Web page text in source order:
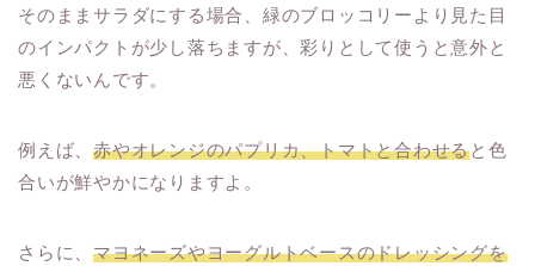
そのままサラダにする場合、緑のブロッコリーより見た目
のインパクトが少し落ちますが、彩りとして使うと意外と
悪くないんです。
例えば、赤やオレンジのパプリカ、トマトと合わせると色
合いが鮮やかになりますよ。
さらに、マヨネーズやヨーグルトベースのドレッシングを